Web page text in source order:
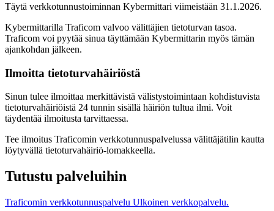
Täytä verkkotunnustoiminnan Kybermittari viimeistään 31.1.2026.
Kybermittarilla Traficom valvoo välittäjien tietoturvan tasoa.
Traficom voi pyytää sinua täyttämään Kybermittarin myös tämän
ajankohdan jälkeen.
Ilmoitta tietoturvahäiriöstä
Sinun tulee ilmoittaa merkittävistä välistystoimintaan kohdistuvista
tietoturvahäiriöistä 24 tunnin sisällä häiriön tultua ilmi. Voit
täydentää ilmoitusta tarvittaessa.
Tee ilmoitus Traficomin verkkotunnuspalvelussa välittäjätilin kautta
löytyvällä tietoturvahäiriö-lomakkeella.
Tutustu palveluihin
Traficomin verkkotunnuspalvelu Ulkoinen verkkopalvelu.